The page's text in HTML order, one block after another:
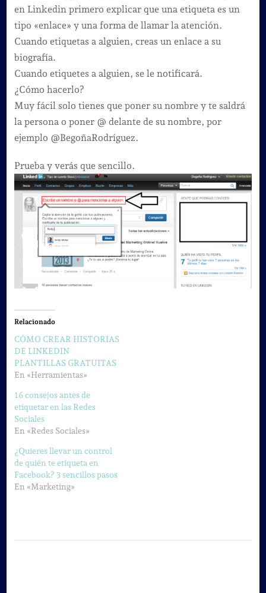
Linkedin
en Linkedin primero explicar que una etiqueta es un
tipo «enlace» y una forma de llamar la atención.
Cuando etiquetas a alguien, creas un enlace a su
biografía.
Cuando etiquetes a alguien, se le notificará.
¿Cómo hacerlo?
Muy fácil solo tienes que poner su nombre y te saldrá
la persona o poner @ delante de su nombre, por
ejemplo @BegoñaRodríguez.
Prueba y verás que sencillo.
Relacionado
CÓMO CREAR HISTORIAS
DE LINKEDIN
PLANTILLAS GRATUITAS
En «Herramientas»
16 consejos antes de
etiquetar en las Redes
Sociales
En «Redes Sociales»
¿Quieres llevar un control
de quién te etiqueta en
Facebook? 3 sencillos pasos
En «Marketing»